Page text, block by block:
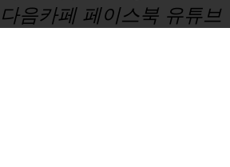
다음카페 페이스북 유튜브